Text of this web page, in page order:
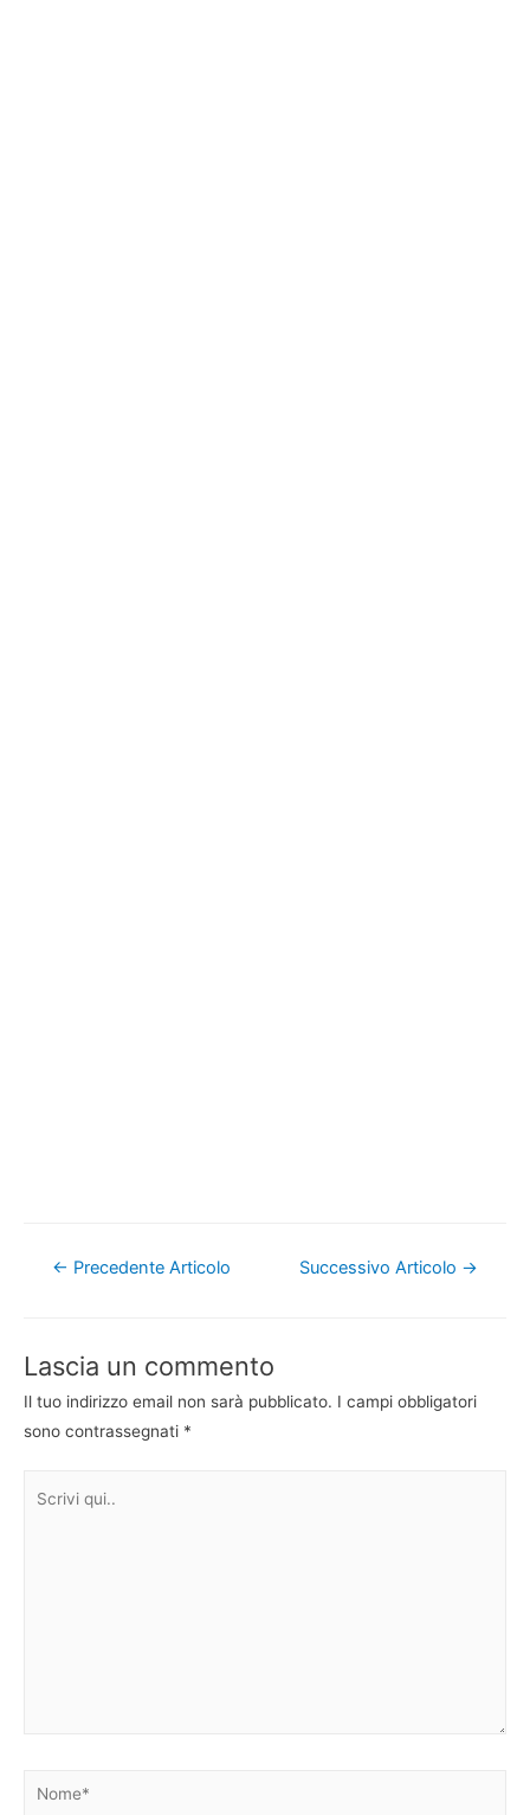
Navigazione
← Precedente Articolo Successivo Articolo →
Lascia un commento
Il tuo indirizzo email non sarà pubblicato. I campi obbligatori
sono contrassegnati *
Nome*